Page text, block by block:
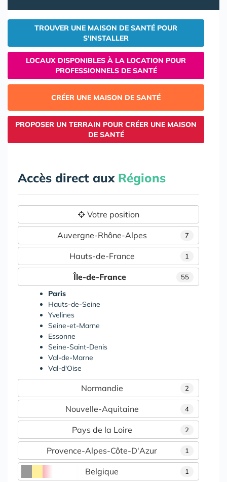
TROUVER UNE MAISON DE SANTÉ POUR
S'INSTALLER
LOCAUX DISPONIBLES À LA LOCATION POUR
PROFESSIONNELS DE SANTÉ
CRÉER UNE MAISON DE SANTÉ
PROPOSER UN TERRAIN POUR CRÉER UNE MAISON
DE SANTÉ
Accès direct aux Régions
Votre position
7
Auvergne-Rhône-Alpes
1
Hauts-de-France
55
Île-de-France
Paris
Hauts-de-Seine
Yvelines
Seine-et-Marne
Essonne
Seine-Saint-Denis
Val-de-Marne
Val-d'Oise
2
Normandie
4
Nouvelle-Aquitaine
2
Pays de la Loire
1
Provence-Alpes-Côte-D'Azur
Belgique 1